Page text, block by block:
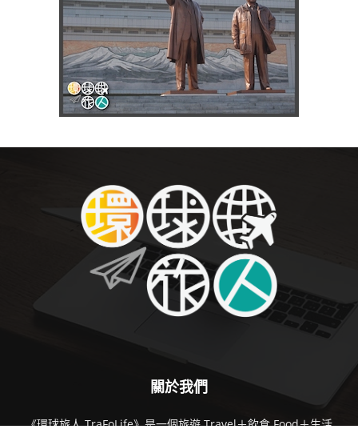
關於我們
《環球旅人 TraFoLife》是一個旅遊 Travel＋飲食 Food＋生活